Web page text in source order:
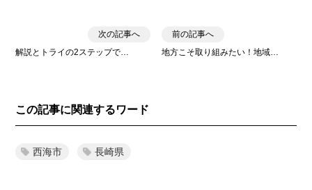
解説とトライの2ステップで…
次の記事へ
前の記事へ
地方こそ取り組みたい！地域…
この記事に関連するワード
西海市 長崎県